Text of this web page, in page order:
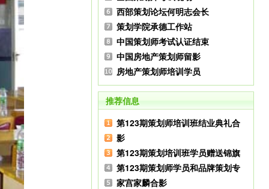
西部策划论坛何明志会长
策划学院承德工作站
中国策划师考试认证结束
中国房地产策划师留影
房地产策划师培训学员
推荐信息
第123期策划师培训班结业典礼合
影
第123期策划培训班学员赠送锦旗
第123期策划师学员和品牌策划专
家宫家麟合影